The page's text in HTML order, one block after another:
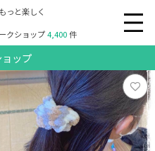
っと楽しく
クショップ4,400件
ップ